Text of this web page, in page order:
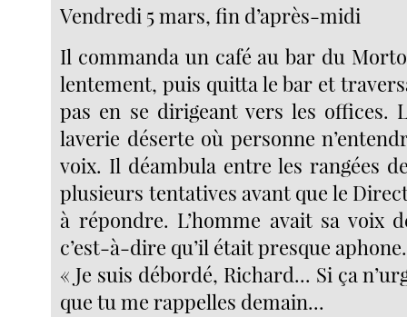
Vendredi 5 mars, fin d’après-midi
Il commanda un café au bar du
lentement, puis quitta le bar et
pas en se dirigeant vers les offices.
laverie déserte où personne
voix. Il déambula entre les rangées
plusieurs tentatives avant que le
à répondre. L’homme avait sa voix
c’est-à-dire qu’il était presque aphone.
« Je suis débordé, Richard... Si ça
que tu me rappelles demain...